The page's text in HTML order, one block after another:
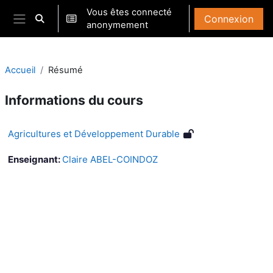
Passer au contenu principal
Panneau latéral
Activer/désactiver la saisie de recherche
Vous êtes connecté
anonymement
Connexion
Accueil Résumé
Informations du cours
Agricultures et Développement Durable
Enseignant: Claire ABEL-COINDOZ